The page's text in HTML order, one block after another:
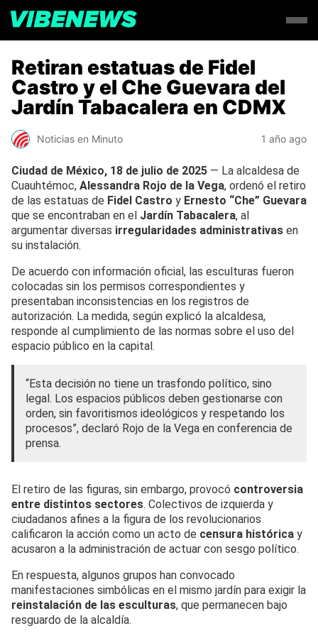
Retiran estatuas de Fidel
Castro y el Che Guevara del
Jardín Tabacalera en CDMX
Noticias en Minuto 1 año ago
Ciudad de México, 18 de julio de 2025 — La alcaldesa de
Cuauhtémoc, Alessandra Rojo de la Vega, ordenó el retiro
de las estatuas de Fidel Castro y Ernesto “Che” Guevara
que se encontraban en el Jardín Tabacalera, al
argumentar diversas irregularidades administrativas en
su instalación.
De acuerdo con información oficial, las esculturas fueron
colocadas sin los permisos correspondientes y
presentaban inconsistencias en los registros de
autorización. La medida, según explicó la alcaldesa,
responde al cumplimiento de las normas sobre el uso del
espacio público en la capital.
“Esta decisión no tiene un trasfondo político, sino
legal. Los espacios públicos deben gestionarse con
orden, sin favoritismos ideológicos y respetando los
procesos”, declaró Rojo de la Vega en conferencia de
prensa.
El retiro de las figuras, sin embargo, provocó controversia
entre distintos sectores. Colectivos de izquierda y
ciudadanos afines a la figura de los revolucionarios
calificaron la acción como un acto de censura histórica y
acusaron a la administración de actuar con sesgo político.
En respuesta, algunos grupos han convocado
manifestaciones simbólicas en el mismo jardín para exigir la
reinstalación de las esculturas, que permanecen bajo
resguardo de la alcaldía.